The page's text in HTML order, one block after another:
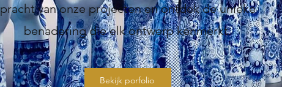
pracht van onze projecten en ontdek de unieke
benadering die elk ontwerp kenmerkt.
Bekijk porfolio